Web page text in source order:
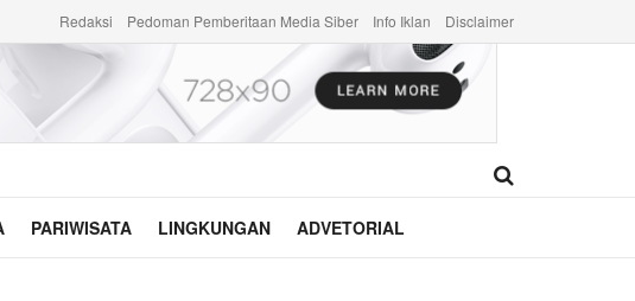
Redaksi Pedoman Pemberitaan Media Siber Info Iklan Disclaimer
PARIWISATA LINGKUNGAN ADVETORIAL